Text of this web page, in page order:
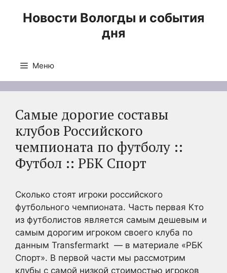
Новости Вологды и события
дня
Меню
Самые дорогие составы
клубов Российского
чемпионата по футболу ::
Футбол :: РБК Спорт
Сколько стоят игроки российского
футбольного чемпионата. Часть первая Кто
из футболистов является самым дешевым и
самым дорогим игроком своего клуба по
данным Transfermarkt — в материале «РБК
Спорт». В первой части мы рассмотрим
клубы с самой низкой стоимостью игроков